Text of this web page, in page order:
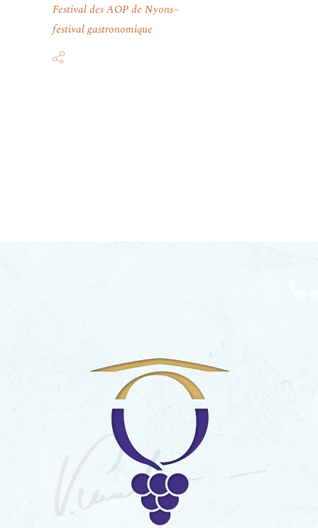
Festival des AOP de Nyons
festival gastronomique